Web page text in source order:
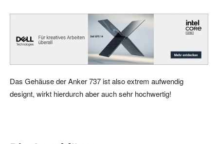
Das Gehäuse der Anker 737 ist also extrem aufwendig
designt, wirkt hierdurch aber auch sehr hochwertig!